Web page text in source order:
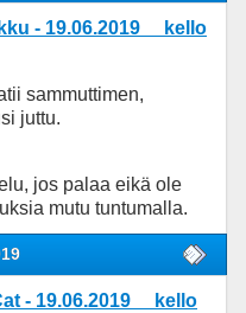
- 19.06.2019 kello
sammuttimen,
juttu.
jos palaa eikä ole
mutu tuntumalla.
- 19.06.2019 kello